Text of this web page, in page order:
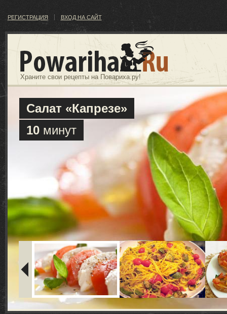
Храните свои рецепты на Повариха.ру!
РЕГИСТРАЦИЯ ВХОД НА САЙТ
Салат «Капрезе»
10минут